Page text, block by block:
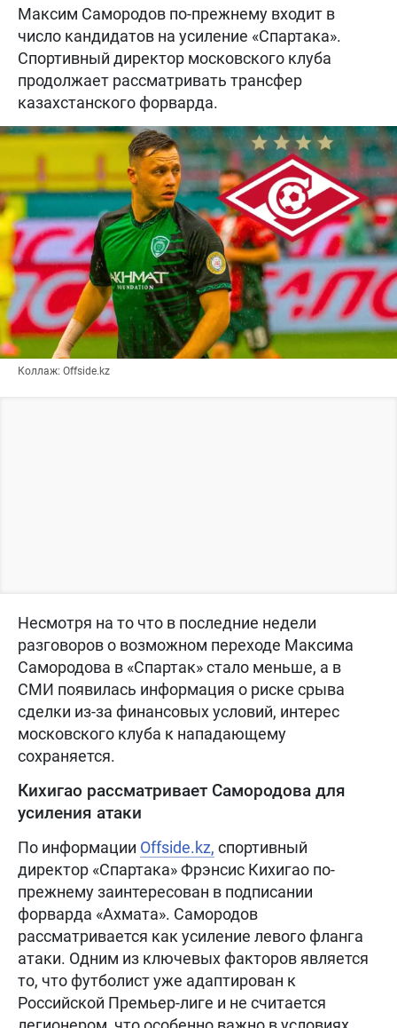
Максим Самородов по-прежнему входит в
число кандидатов на усиление «Спартака».
Спортивный директор московского клуба
продолжает рассматривать трансфер
казахстанского форварда.
Коллаж: Offside.kz
Несмотря на то что в последние недели
разговоров о возможном переходе Максима
Самородова в «Спартак» стало меньше, а в
СМИ появилась информация о риске срыва
сделки из-за финансовых условий, интерес
московского клуба к нападающему
сохраняется.
Кихигао рассматривает Самородова для
усиления атаки
По информации Offside.kz, спортивный
директор «Спартака» Фрэнсис Кихигао по-
прежнему заинтересован в подписании
форварда «Ахмата». Самородов
рассматривается как усиление левого фланга
атаки. Одним из ключевых факторов является
то, что футболист уже адаптирован к
Российской Премьер-лиге и не считается